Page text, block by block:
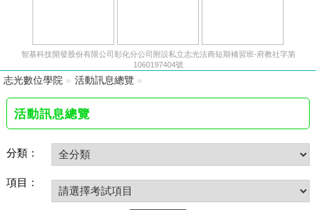
智基科技開發股份有限公司彰化分公司附設私立志光法商短期補習班-府教社字第
1060197404號
志光數位學院 » 活動訊息總覽 »
活動訊息總覽
分類：
項目：